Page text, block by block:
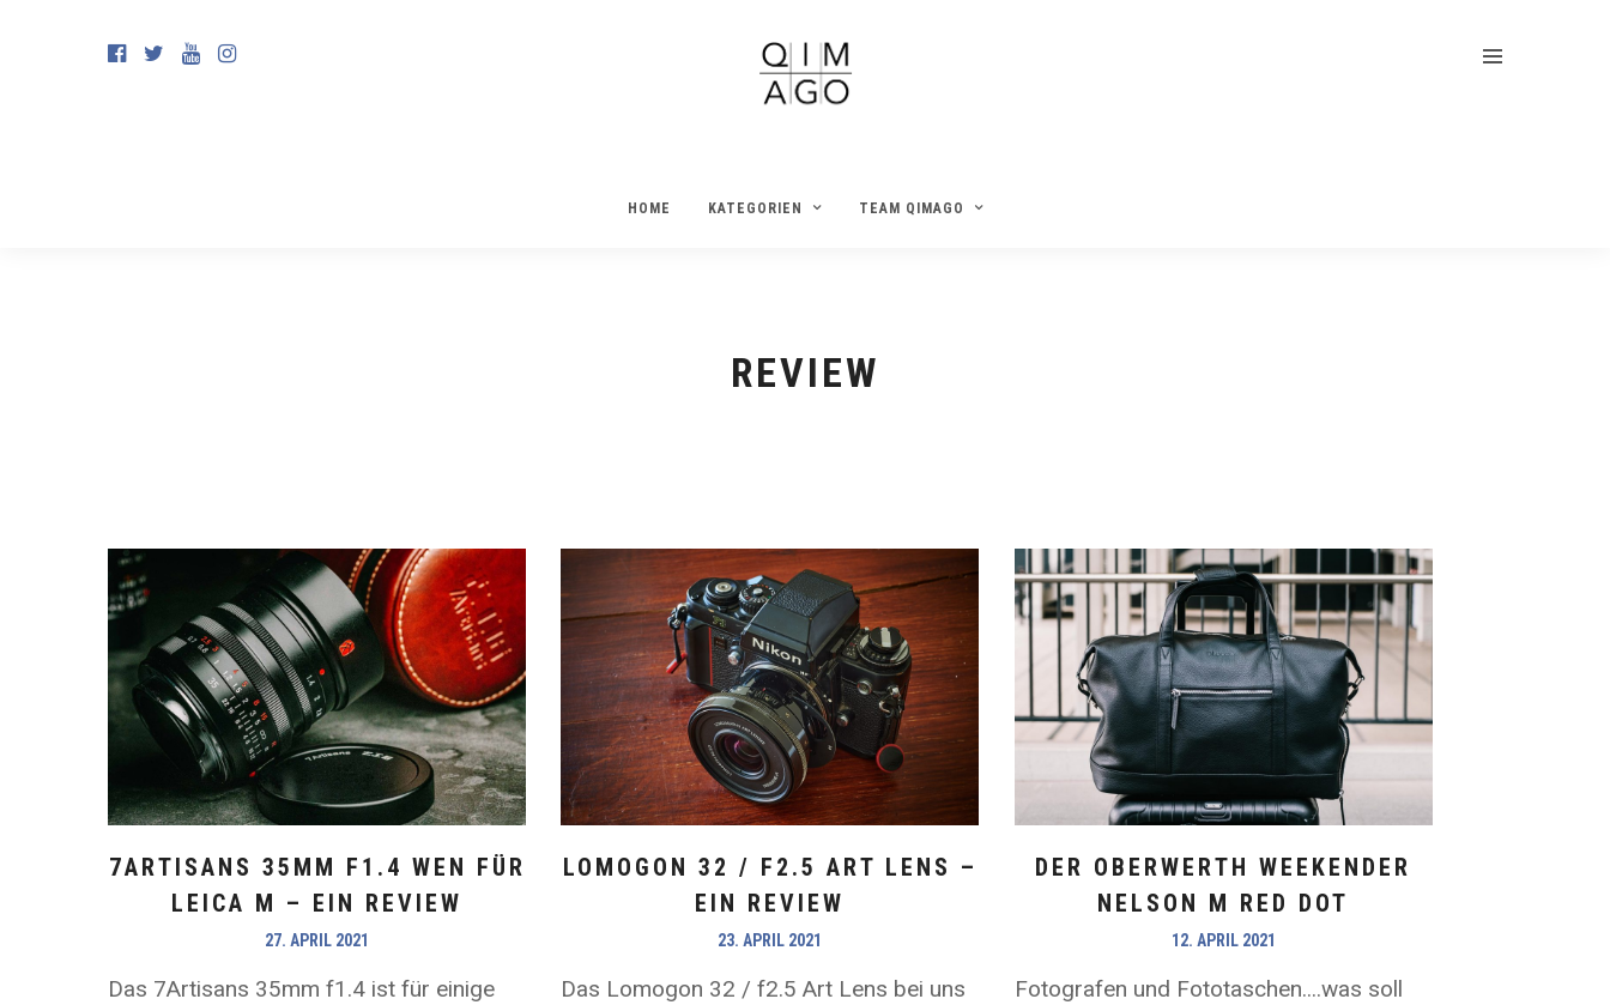
HOME KATEGORIEN TEAM QIMAGO
REVIEW
7ARTISANS 35MM F1.4 WEN FÜR
LEICA M – EIN REVIEW
27. APRIL 2021
Das 7Artisans 35mm f1.4 ist für einige
LOMOGON 32 / F2.5 ART LENS –
EIN REVIEW
23. APRIL 2021
Das Lomogon 32 / f2.5 Art Lens bei uns
DER OBERWERTH WEEKENDER
NELSON M RED DOT
12. APRIL 2021
Fotografen und Fototaschen....was soll